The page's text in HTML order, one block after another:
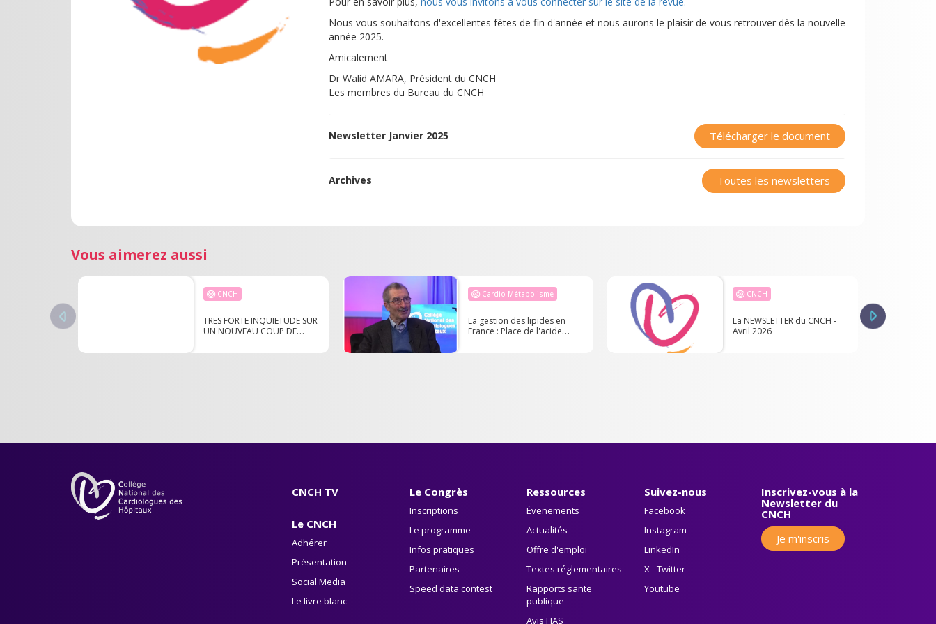
Nous vous souhaitons d'excellentes fêtes de fin d'année et nous aurons le plaisir de vous retrouver dès la nouvelle
année 2025.
Amicalement
Dr Walid AMARA, Président du CNCH
Les membres du Bureau du CNCH
Newsletter Janvier 2025 Télécharger le document
Archives Toutes les newsletters
Vous aimerez aussi
CNCH
TRES FORTE INQUIETUDE SUR
UN NOUVEAU COUP DE
PUBLICS COMMUNIQUE DE
Cardio Métabolisme
La gestion des lipides en
France : Place de l'acide
CNCH
La NEWSLETTER du CNCH -
Avril 2026
CNCH TV
Le CNCH
Adhérer
Présentation
Social Media
Le livre blanc
Le Congrès
Inscriptions
Le programme
Infos pratiques
Partenaires
Speed data contest
Ressources
Évenements
Actualités
Offre d'emploi
Textes réglementaires
Rapports sante
publique
Avis HAS
Suivez-nous
Facebook
Instagram
LinkedIn
X - Twitter
Youtube
Inscrivez-vous à la
Newsletter du
CNCH
Je m'inscris